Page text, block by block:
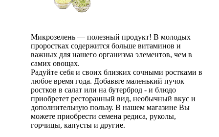
Микрозелень — полезный продукт! В молодых
проростках содержится больше витаминов и
важных для нашего организма элементов, чем в
самих овощах.
Радуйте себя и своих близких сочными ростками в
любое время года. Добавьте маленький пучок
ростков в салат или на бутерброд - и блюдо
приобретет ресторанный вид, необычный вкус и
дополнительную пользу. В нашем магазине Вы
можете приобрести семена редиса, руколы,
горчицы, капусты и другие.